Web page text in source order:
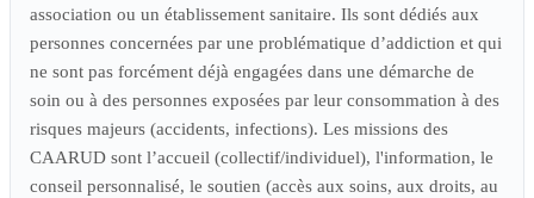
association ou un établissement sanitaire. Ils sont dédiés aux
personnes concernées par une problématique d’addiction et qui
ne sont pas forcément déjà engagées dans une démarche de
soin ou à des personnes exposées par leur consommation à des
risques majeurs (accidents, infections). Les missions des
CAARUD sont l’accueil (collectif/individuel), l'information, le
conseil personnalisé, le soutien (accès aux soins, aux droits, au